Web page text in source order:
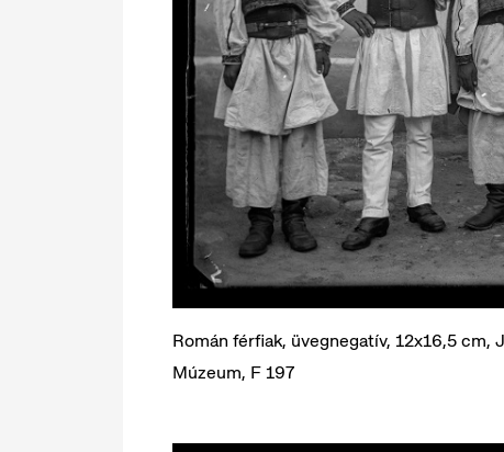
Román férfiak, üvegnegatív, 12x16,5
Múzeum, F 197